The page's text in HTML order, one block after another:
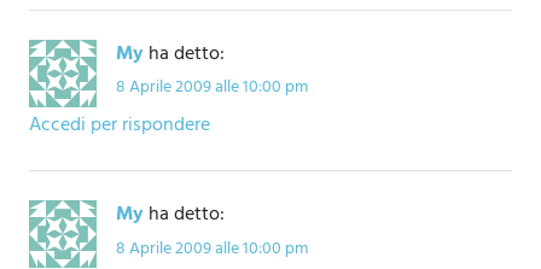
Myha detto:
8 Aprile 2009 alle 10:00 pm
Accedi per rispondere
Myha detto:
8 Aprile 2009 alle 10:00 pm